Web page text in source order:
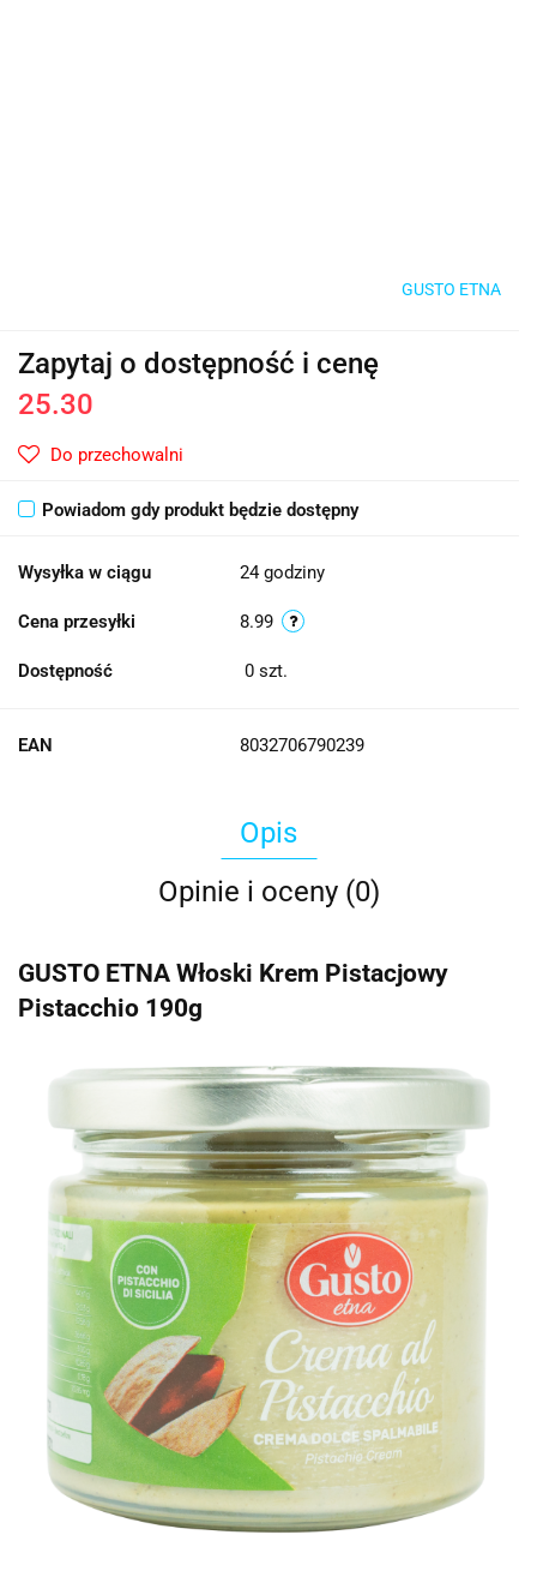
GUSTO ETNA
Zapytaj o dostępność i cenę
25.30
Do przechowalni
Powiadom gdy produkt będzie dostępny
Wysyłka w ciągu 24 godziny
Cena przesyłki 8.99
Dostępność 0 szt.
EAN 8032706790239
Opis
Opinie i oceny (0)
GUSTO ETNA Włoski Krem Pistacjowy
Pistacchio 190g